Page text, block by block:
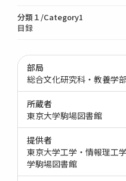
分類１/Category1
目録
部局
総合文化研究科・教養学部
所蔵者
東京大学駒場図書館
提供者
東京大学工学・情報理工
学駒場図書館